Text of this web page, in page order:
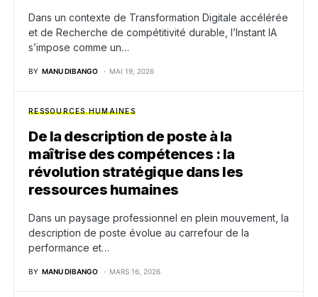
Dans un contexte de Transformation Digitale accélérée
et de Recherche de compétitivité durable, l’Instant IA
s’impose comme un…
BY MANU DIBANGO MAI 19, 2026
RESSOURCES HUMAINES
De la description de poste à la
maîtrise des compétences : la
révolution stratégique dans les
ressources humaines
Dans un paysage professionnel en plein mouvement, la
description de poste évolue au carrefour de la
performance et…
BY MANU DIBANGO MARS 16, 2026